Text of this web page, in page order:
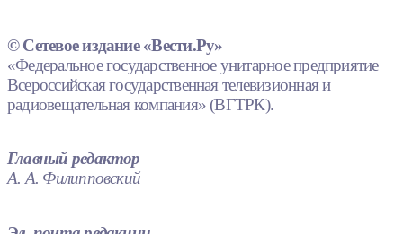
© Сетевое издание «Вести.Ру»
«Федеральное государственное унитарное предприятие
Всероссийская государственная телевизионная и
радиовещательная компания» (ВГТРК).
Главный редактор
А. А. Филипповский